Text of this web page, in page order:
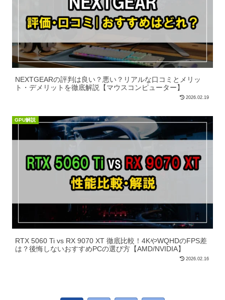
NEXTGEARの評判は良い？悪い？リアルな口コミとメリッ
ト・デメリットを徹底解説【マウスコンピューター】
2026.02.19
GPU解説
RTX 5060 Ti vs RX 9070 XT 徹底比較！4KやWQHDのFPS差
は？後悔しないおすすめPCの選び方【AMD/NVIDIA】
2026.02.16